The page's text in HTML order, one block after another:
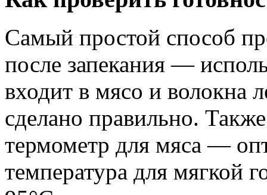
Самый простой способ
после запекания —
входит в мясо и волокна
сделано правильно.
термометр для мяса —
температура для мягкой